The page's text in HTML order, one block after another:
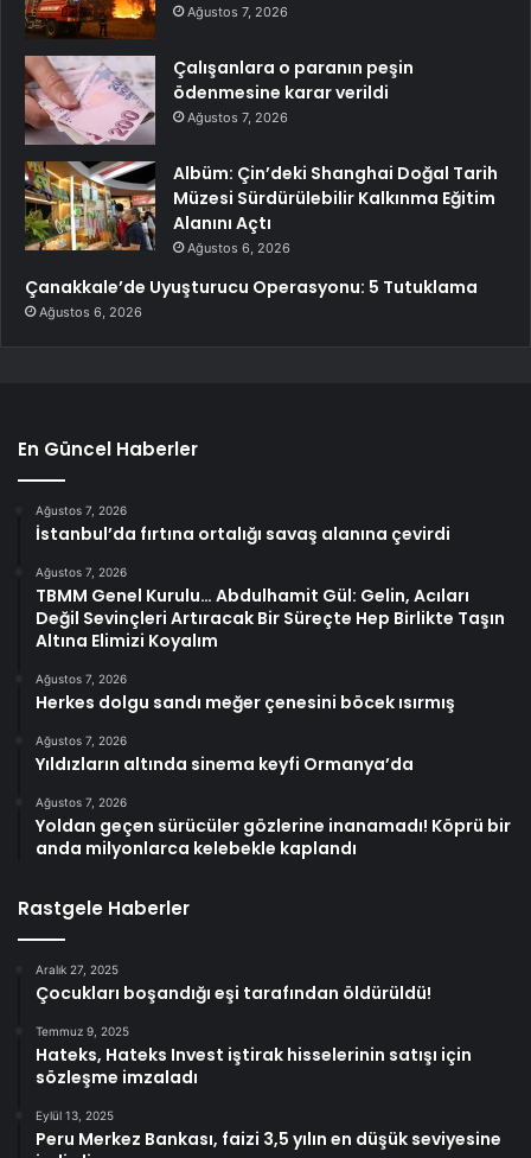
Ağustos 7, 2026
Çalışanlara o paranın peşin
ödenmesine karar verildi
Ağustos 7, 2026
Albüm: Çin’deki Shanghai Doğal Tarih
Müzesi Sürdürülebilir Kalkınma Eğitim
Alanını Açtı
Ağustos 6, 2026
Çanakkale’de Uyuşturucu Operasyonu: 5 Tutuklama
Ağustos 6, 2026
En Güncel Haberler
Ağustos 7, 2026
İstanbul’da fırtına ortalığı savaş alanına çevirdi
Ağustos 7, 2026
TBMM Genel Kurulu… Abdulhamit Gül: Gelin, Acıları
Değil Sevinçleri Artıracak Bir Süreçte Hep Birlikte Taşın
Altına Elimizi Koyalım
Ağustos 7, 2026
Herkes dolgu sandı meğer çenesini böcek ısırmış
Ağustos 7, 2026
Yıldızların altında sinema keyfi Ormanya’da
Ağustos 7, 2026
Yoldan geçen sürücüler gözlerine inanamadı! Köprü bir
anda milyonlarca kelebekle kaplandı
Rastgele Haberler
Aralık 27, 2025
Çocukları boşandığı eşi tarafından öldürüldü!
Temmuz 9, 2025
Hateks, Hateks Invest iştirak hisselerinin satışı için
sözleşme imzaladı
Eylül 13, 2025
Peru Merkez Bankası, faizi 3,5 yılın en düşük seviyesine